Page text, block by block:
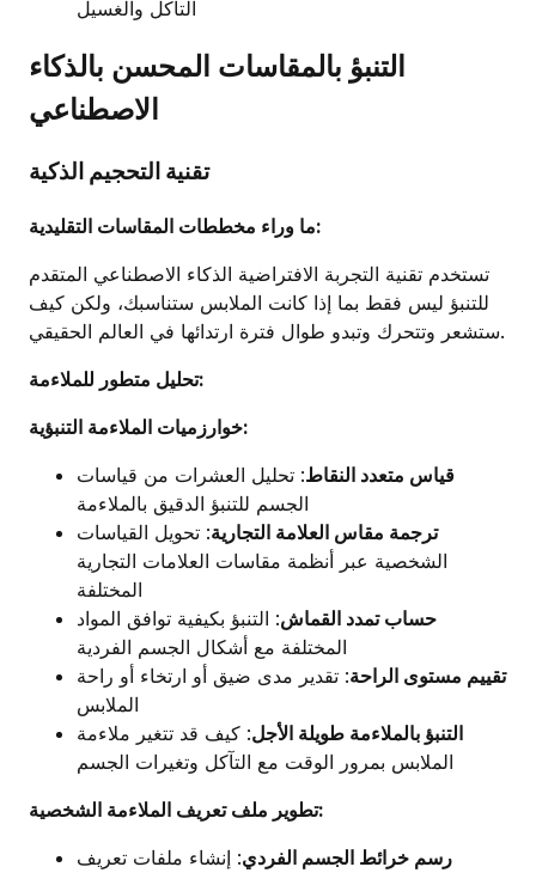
التآكل والغسيل
التنبؤ بالمقاسات المحسن بالذكاء
الاصطناعي
تقنية التحجيم الذكية
ما وراء مخططات المقاسات التقليدية:
تستخدم تقنية التجربة الافتراضية الذكاء الاصطناعي المتقدم
للتنبؤ ليس فقط بما إذا كانت الملابس ستناسبك، ولكن كيف
ستشعر وتتحرك وتبدو طوال فترة ارتدائها في العالم الحقيقي.
تحليل متطور للملاءمة:
خوارزميات الملاءمة التنبؤية:
قياس متعدد النقاط: تحليل العشرات من قياسات
الجسم للتنبؤ الدقيق بالملاءمة
ترجمة مقاس العلامة التجارية: تحويل القياسات
الشخصية عبر أنظمة مقاسات العلامات التجارية
المختلفة
حساب تمدد القماش: التنبؤ بكيفية توافق المواد
المختلفة مع أشكال الجسم الفردية
تقييم مستوى الراحة: تقدير مدى ضيق أو ارتخاء أو راحة
الملابس
التنبؤ بالملاءمة طويلة الأجل: كيف قد تتغير ملاءمة
الملابس بمرور الوقت مع التآكل وتغيرات الجسم
تطوير ملف تعريف الملاءمة الشخصية:
رسم خرائط الجسم الفردي: إنشاء ملفات تعريف